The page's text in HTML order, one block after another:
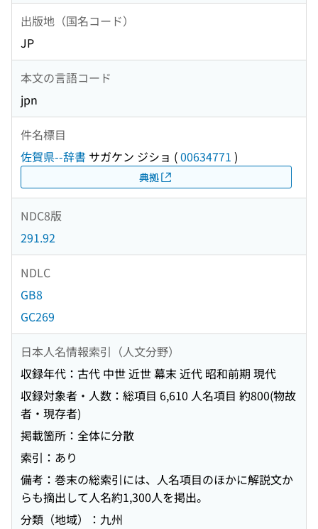
出版地（国名コード）
JP
本文の言語コード
jpn
件名標目
佐賀県--辞書 サガケン ジショ (00634771 )
典拠
NDC8版
291.92
NDLC
GB8
GC269
日本人名情報索引（人文分野）
収録年代：古代 中世 近世 幕末 近代 昭和前期 現代
収録対象者・人数：総項目 6,610 人名項目 約800(物故
者・現存者)
掲載箇所：全体に分散
索引：あり
備考：巻末の総索引には、人名項目のほかに解説文か
らも摘出して人名約1,300人を掲出。
分類（地域）：九州